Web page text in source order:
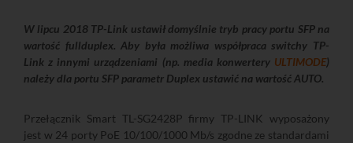
W lipcu 2018 TP-Link ustawił domyślnie tryb pracy portu SFP na
wartość fullduplex. Aby była możliwa współpraca switchy TP-
Link z innymi urządzeniami (np. media konwertery ULTIMODE)
należy dla portu SFP parametr Duplex ustawić na wartość AUTO.
Przełącznik Smart TL-SG2428P firmy TP-LINK wyposażony
jest w 24 porty PoE 10/100/1000 Mb/s zgodne ze standardami